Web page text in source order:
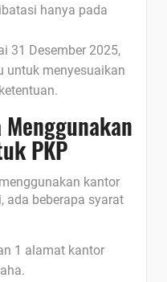
hanya pada
31 Desember 2025,
untuk menyesuaikan
PKP
kantor
ada beberapa syarat
1 alamat kantor